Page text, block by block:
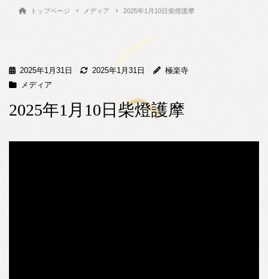
トップページ メディア 2025年1月10日柴燈護摩
2025年1月31日 2025年1月31日
極楽寺
メディア
2025年1月10日柴燈護摩